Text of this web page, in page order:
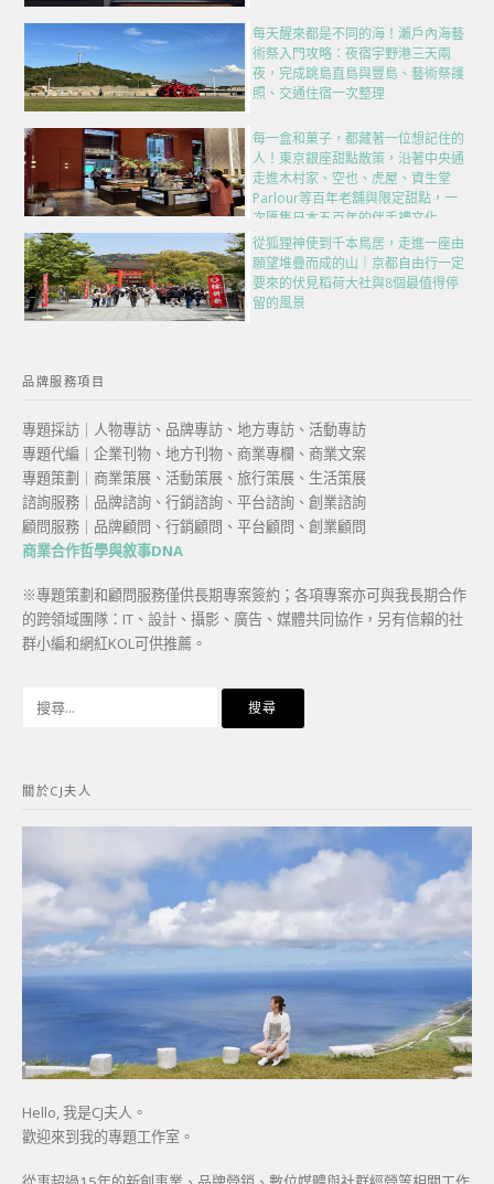
每天醒來都是不同的海！瀨戶內海藝
術祭入門攻略：夜宿宇野港三天兩
夜，完成跳島直島與豐島、藝術祭護
照、交通住宿一次整理
每一盒和菓子，都藏著一位想記住的
人！東京銀座甜點散策，沿著中央通
走進木村家、空也、虎屋、資生堂
Parlour等百年老舖與限定甜點，一
次匯集日本五百年的伴手禮文化
從狐狸神使到千本鳥居，走進一座由
願望堆疊而成的山｜京都自由行一定
要來的伏見稻荷大社與8個最值得停
留的風景
品牌服務項目
專題採訪｜人物專訪、品牌專訪、地方專訪、活動專訪
專題代編｜企業刊物、地方刊物、商業專欄、商業文案
專題策劃｜商業策展、活動策展、旅行策展、生活策展
諮詢服務｜品牌諮詢、行銷諮詢、平台諮詢、創業諮詢
顧問服務｜品牌顧問、行銷顧問、平台顧問、創業顧問
商業合作哲學與敘事DNA
※專題策劃和顧問服務僅供長期專案簽約；各項專案亦可與我長期合作
的跨領域團隊：IT、設計、攝影、廣告、媒體共同協作，另有信賴的社
群小編和網紅KOL可供推薦。
字:
關於CJ夫人
Hello, 我是CJ夫人。
歡迎來到我的專題工作室。